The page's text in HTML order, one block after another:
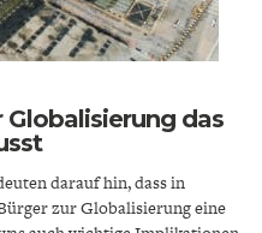
das
darauf hin, dass in
zur Globalisierung eine